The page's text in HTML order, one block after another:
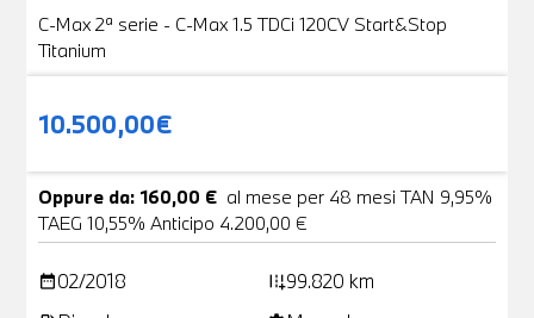
C-Max 2ª serie - C-Max 1.5 TDCi 120CV Start&Stop
Titanium
10.500,00€
Oppure da: 160,00 € al mese per 48 mesi TAN 9,95%
TAEG 10,55% Anticipo 4.200,00 €
date_range02/2018 add_road99.820 km